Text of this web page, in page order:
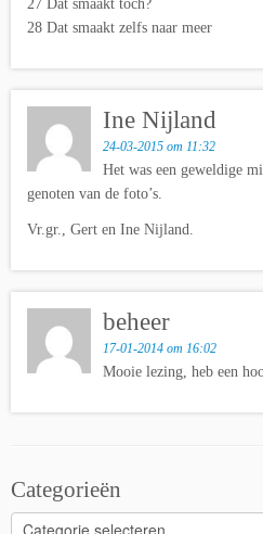
27 Dat smaakt toch?
28 Dat smaakt zelfs naar meer
Ine Nijland
24-03-2015 om 11:32
Het was een geweldige
genoten van de foto’s.
Vr.gr., Gert en Ine Nijland.
beheer
17-01-2014 om 16:02
Mooie lezing, heb een
Categorieën
Categorieën